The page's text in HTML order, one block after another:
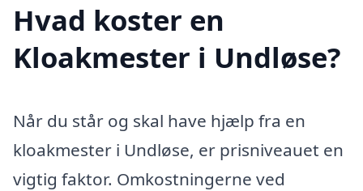
Hvad koster en
Kloakmester i Undløse?
Når du står og skal have hjælp fra en
kloakmester i Undløse, er prisniveauet en
vigtig faktor. Omkostningerne ved